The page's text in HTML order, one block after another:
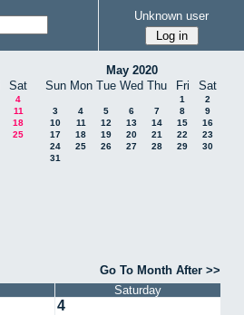
Unknown user
Sat
4
11
18
25
May 2020
Sun Mon Tue Wed Thu Fri Sat
1
2
3
4 5 6 7 8
9
10
11 12 13 14 15
16
17
18 19 20 21 22
23
24
25 26 27 28 29
30
31
Go To Month After >>
Saturday
4